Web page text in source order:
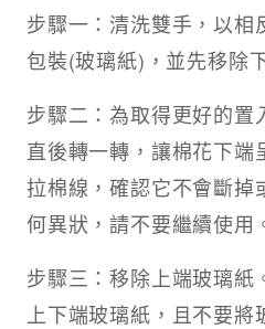
步驟一：清洗雙手，以相
包裝(玻璃紙)，並先移除
步驟二：為取得更好的置
直後轉一轉，讓棉花下端
拉棉線，確認它不會斷掉
何異狀，請不要繼續使用
步驟三：移除上端玻璃紙
上下端玻璃紙，且不要將